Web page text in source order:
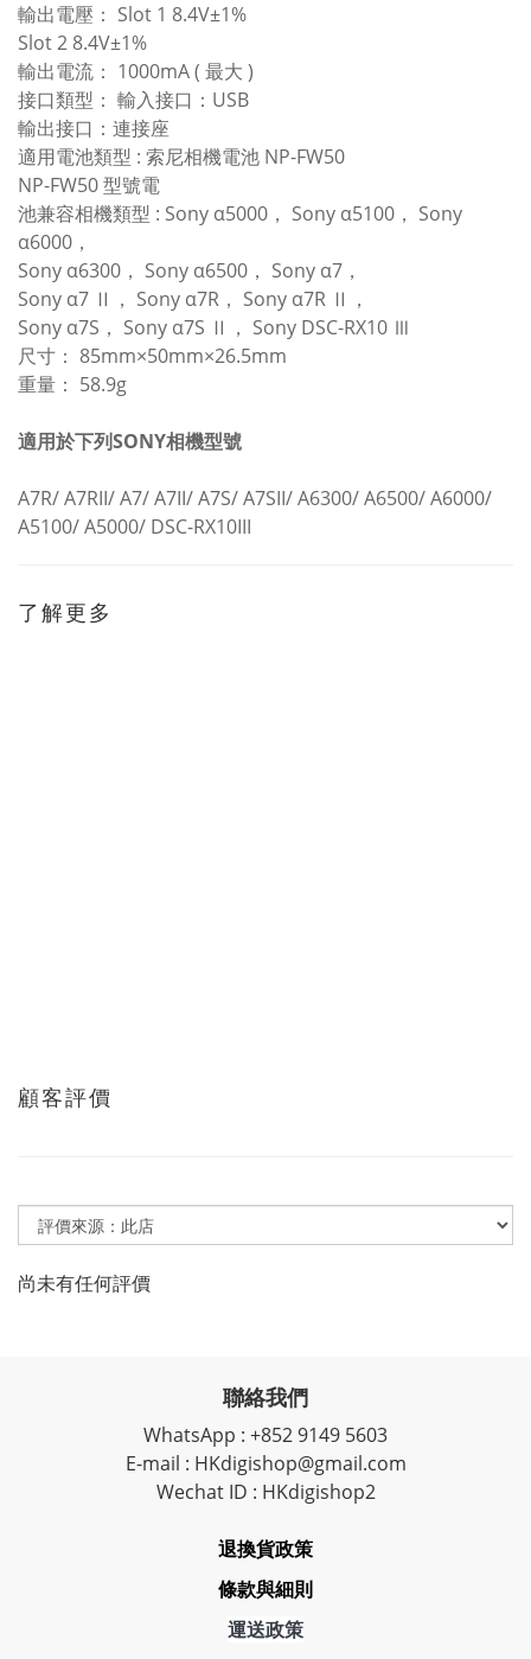
輸出電壓： Slot 1 8.4V±1%
Slot 2 8.4V±1%
輸出電流： 1000mA ( 最大 )
接口類型： 輸入接口：USB
輸出接口：連接座
適用電池類型 : 索尼相機電池 NP-FW50
NP-FW50 型號電
池兼容相機類型 : Sony α5000， Sony α5100， Sony
α6000，
Sony α6300， Sony α6500， Sony α7，
Sony α7 Ⅱ， Sony α7R， Sony α7R Ⅱ，
Sony α7S， Sony α7S Ⅱ， Sony DSC-RX10 Ⅲ
尺寸： 85mm×50mm×26.5mm
重量： 58.9g
適用於下列SONY相機型號
A7R/ A7RII/ A7/ A7II/ A7S/ A7SII/ A6300/ A6500/ A6000/
A5100/ A5000/ DSC-RX10III
了解更多
顧客評價
尚未有任何評價
聯絡我們
WhatsApp : +852 9149 5603
E-mail : HKdigishop@gmail.com
Wechat ID : HKdigishop2
退換貨政策
條款與細則
運送政策